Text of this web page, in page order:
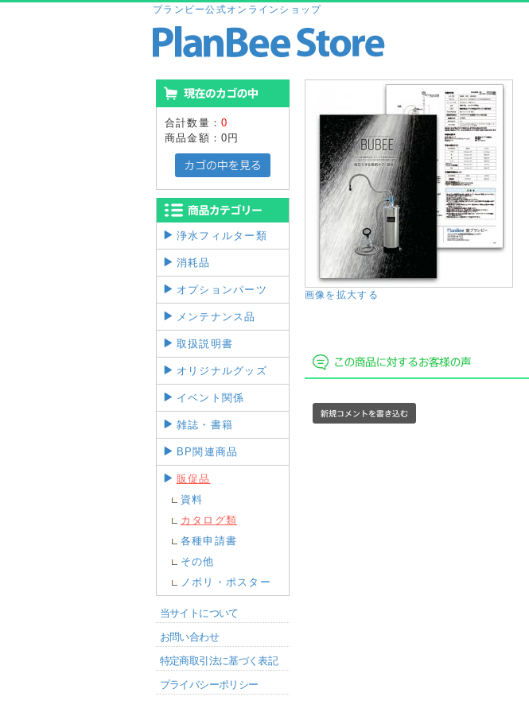
プランビー公式オンラインショップ
合計数量：0
商品金額：0円
浄水フィルター類
消耗品
オプションパーツ
メンテナンス品
取扱説明書
オリジナルグッズ
イベント関係
雑誌・書籍
BP関連商品
販促品
資料
カタログ類
各種申請書
その他
ノボリ・ポスター
当サイトについて
お問い合わせ
特定商取引法に基づく表記
プライバシーポリシー
画像を拡大する